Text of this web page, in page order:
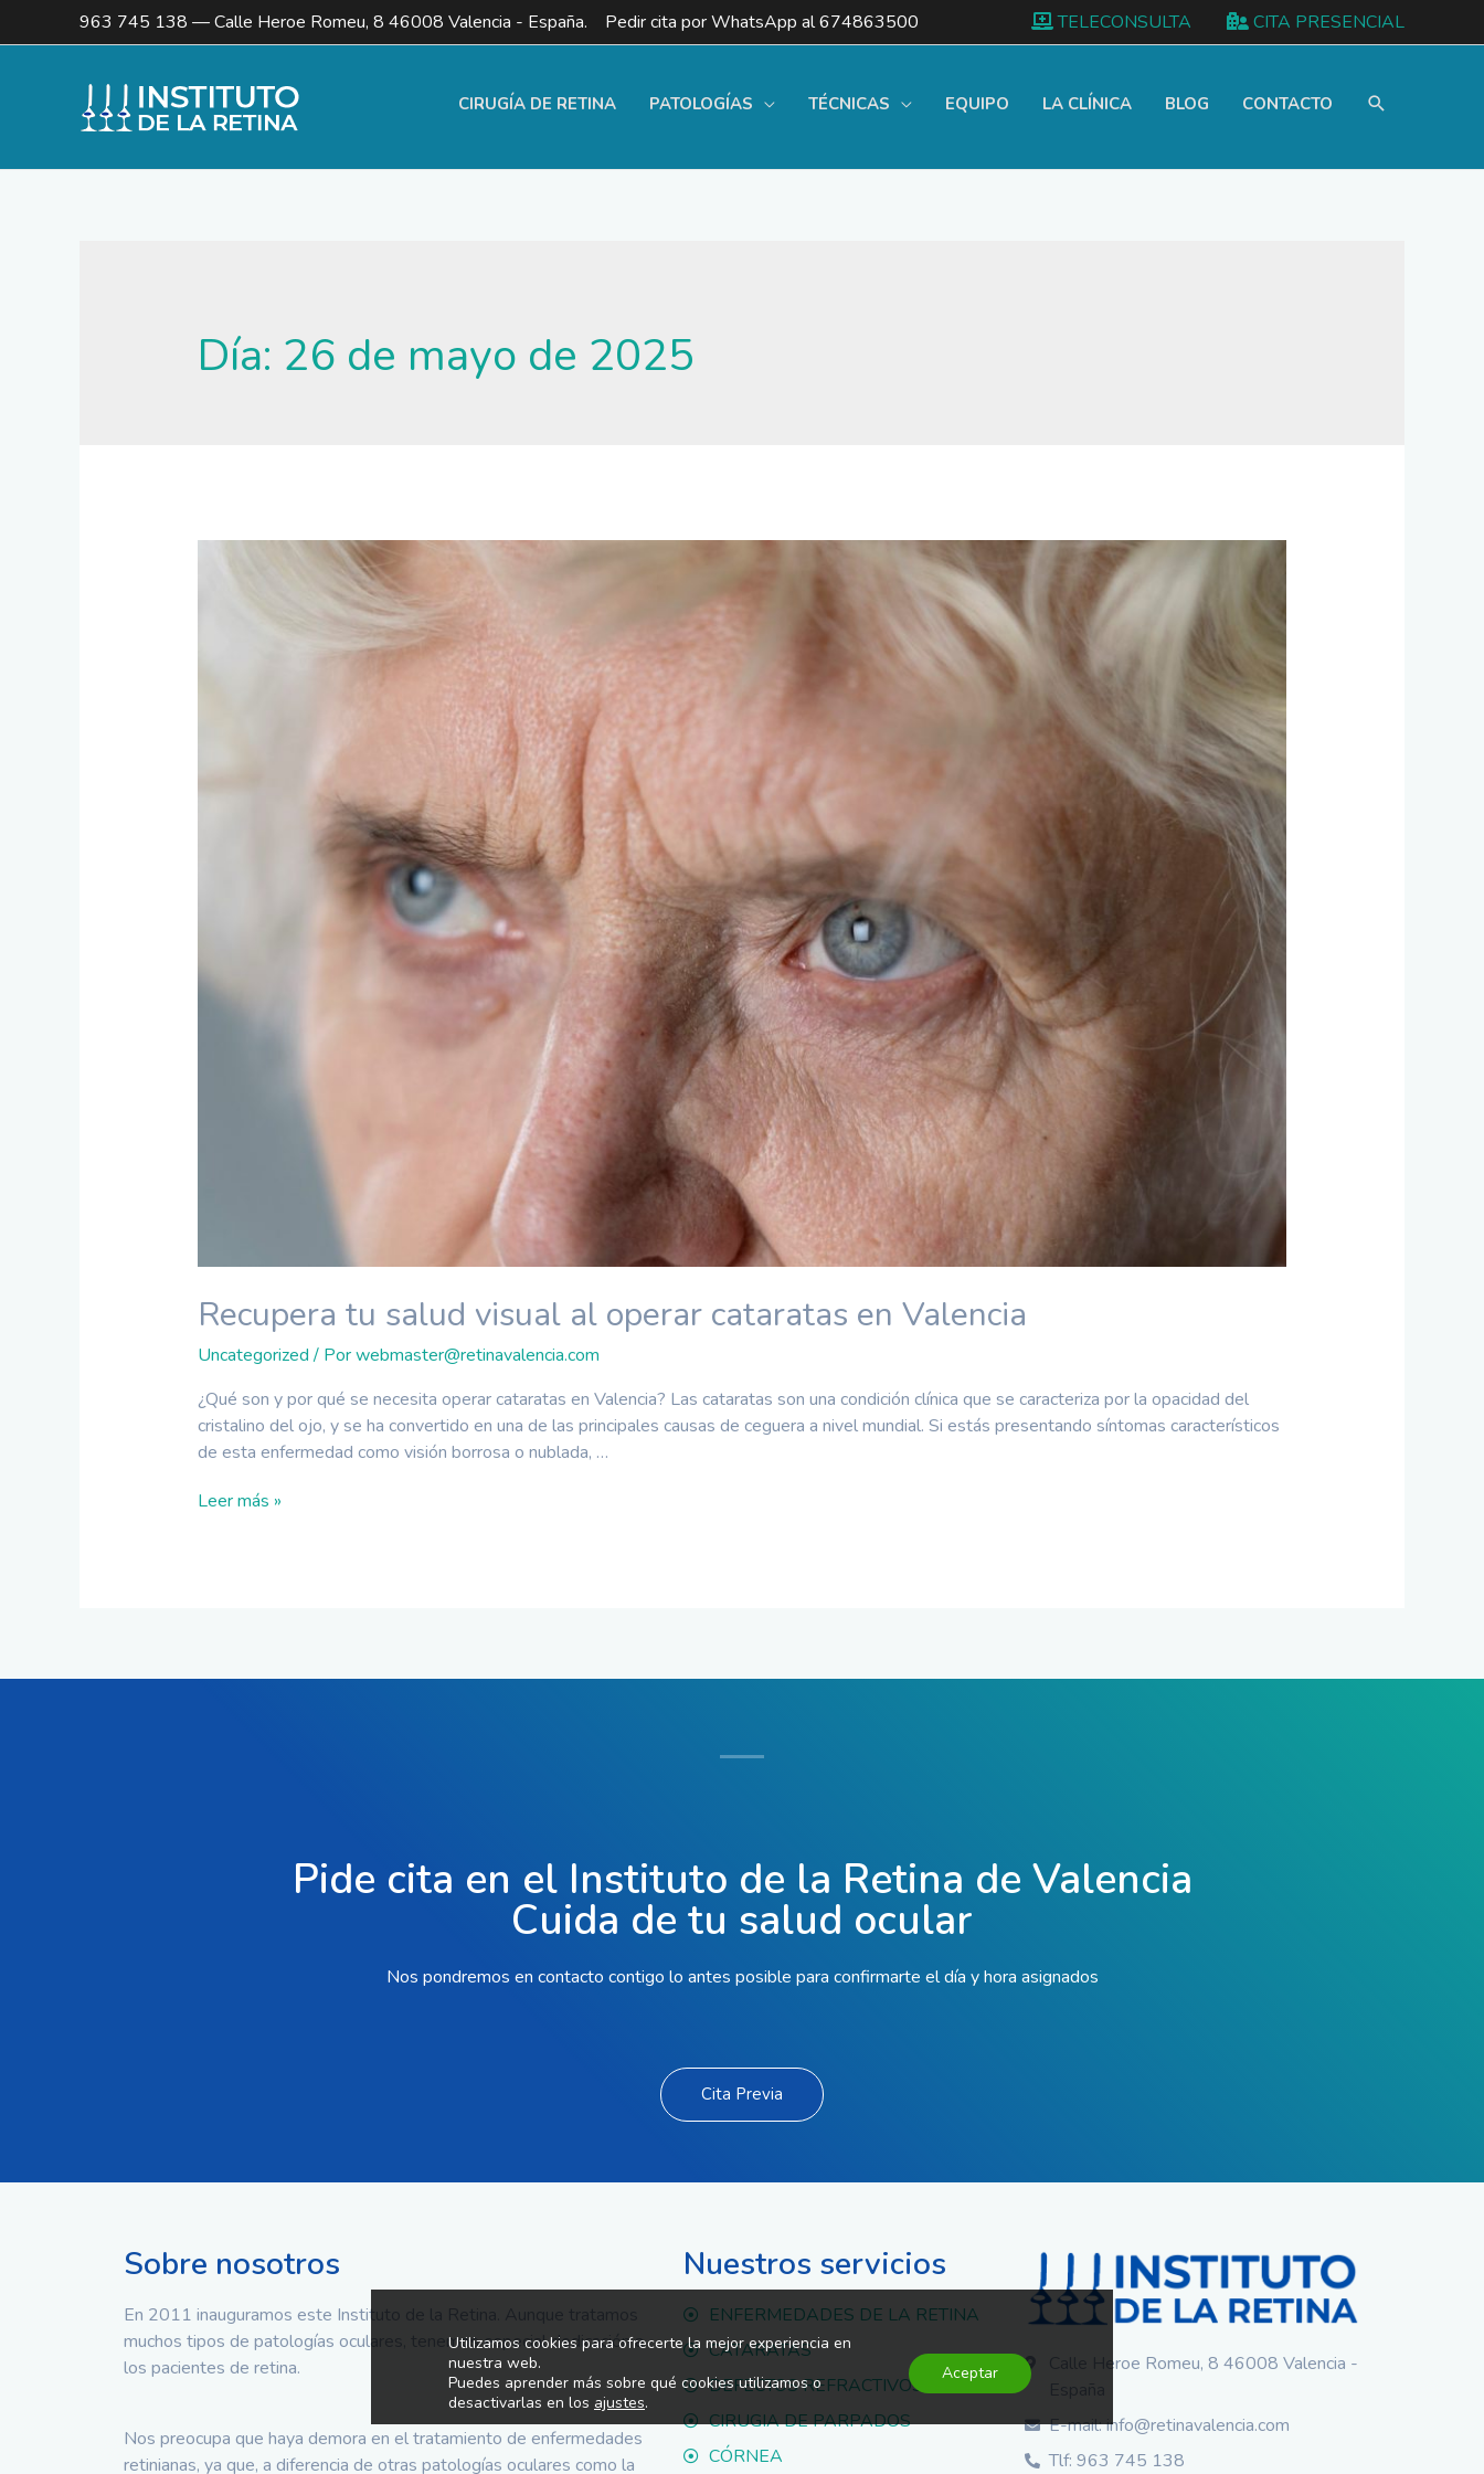
963 745 138 — Calle Heroe Romeu, 8 46008 Valencia - España. Pedir cita por WhatsApp al674863500 TELECONSULTA CITA PRESENCIAL
CIRUGÍA DE RETINA PATOLOGÍAS TÉCNICAS EQUIPO LA CLÍNICA BLOG CONTACTO
Día: 26 de mayo de 2025
Recupera tu salud visual al operar cataratas en Valencia
Uncategorized/ Porwebmaster@retinavalencia.com
¿Qué son y por qué se necesita operar cataratas en Valencia? Las cataratas son una condición clínica que se caracteriza por la opacidad del
cristalino del ojo, y se ha convertido en una de las principales causas de ceguera a nivel mundial. Si estás presentando síntomas característicos
de esta enfermedad como visión borrosa o nublada, …
Leer más »
Pide cita en el Instituto de la Retina de Valencia
Cuida de tu salud ocular
Nos pondremos en contacto contigo lo antes posible para confirmarte el día y hora asignados
Cita Previa
Sobre nosotros
En 2011 inauguramos este Instituto de la Retina. Aunque tratamos
muchos tipos de patologías oculares, tenemos especial dedicación a
los pacientes de retina.
Nos preocupa que haya demora en el tratamiento de enfermedades
retinianas, ya que, a diferencia de otras patologías oculares como la
Nuestros servicios
ENFERMEDADES DE LA RETINA
CATARATAS
DEFECTOS REFRACTIVOS
CIRUGIA DE PARPADOS
CÓRNEA
Calle Heroe Romeu, 8 46008 Valencia -
E-mail: info@retinavalencia.com
Tlf: 963 745 138
Utilizamos cookies para ofrecerte la mejor experiencia en
nuestra web.
Puedes aprender más sobre qué cookies utilizamos o
desactivarlas en los ajustes.
Aceptar